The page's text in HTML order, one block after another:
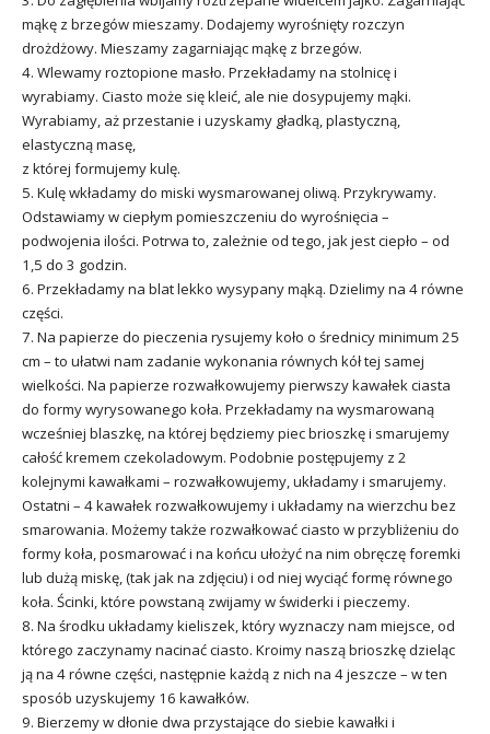
mąkę z brzegów mieszamy. Dodajemy wyrośnięty rozczyn
drożdżowy. Mieszamy zagarniając mąkę z brzegów.
4. Wlewamy roztopione masło. Przekładamy na stolnicę i
wyrabiamy. Ciasto może się kleić, ale nie dosypujemy mąki.
Wyrabiamy, aż przestanie i uzyskamy gładką, plastyczną,
elastyczną masę,
z której formujemy kulę.
5. Kulę wkładamy do miski wysmarowanej oliwą. Przykrywamy.
Odstawiamy w ciepłym pomieszczeniu do wyrośnięcia –
podwojenia ilości. Potrwa to, zależnie od tego, jak jest ciepło – od
1,5 do 3 godzin.
6. Przekładamy na blat lekko wysypany mąką. Dzielimy na 4 równe
części.
7. Na papierze do pieczenia rysujemy koło o średnicy minimum 25
cm – to ułatwi nam zadanie wykonania równych kół tej samej
wielkości. Na papierze rozwałkowujemy pierwszy kawałek ciasta
do formy wyrysowanego koła. Przekładamy na wysmarowaną
wcześniej blaszkę, na której będziemy piec brioszkę i smarujemy
całość kremem czekoladowym. Podobnie postępujemy z 2
kolejnymi kawałkami – rozwałkowujemy, układamy i smarujemy.
Ostatni – 4 kawałek rozwałkowujemy i układamy na wierzchu bez
smarowania. Możemy także rozwałkować ciasto w przybliżeniu do
formy koła, posmarować i na końcu ułożyć na nim obręczę foremki
lub dużą miskę, (tak jak na zdjęciu) i od niej wyciąć formę równego
koła. Ścinki, które powstaną zwijamy w świderki i pieczemy.
8. Na środku układamy kieliszek, który wyznaczy nam miejsce, od
którego zaczynamy nacinać ciasto. Kroimy naszą brioszkę dzieląc
ją na 4 równe części, następnie każdą z nich na 4 jeszcze – w ten
sposób uzyskujemy 16 kawałków.
9. Bierzemy w dłonie dwa przystające do siebie kawałki i